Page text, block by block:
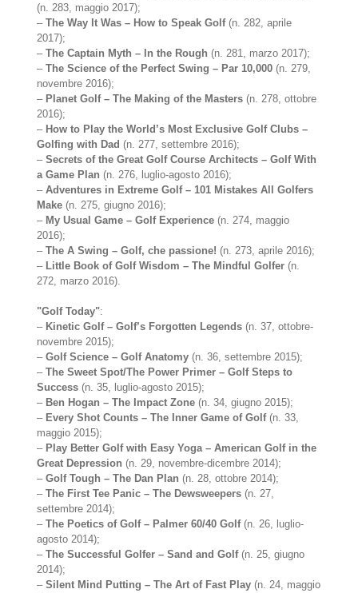
(n. 283, maggio 2017);
–The Way It Was – How to Speak Golf(n. 282, aprile
2017);
–The Captain Myth – In the Rough (n. 281, marzo 2017);
–The Science of the Perfect Swing – Par 10,000 (n. 279,
novembre 2016);
– Planet Golf – The Making of the Masters (n. 278, ottobre
2016);
– How to Play the World’s Most Exclusive Golf Clubs –
Golfing with Dad (n. 277, settembre 2016);
–Secrets of the Great Golf Course Architects – Golf With
a Game Plan (n. 276, luglio-agosto 2016);
–Adventures in Extreme Golf – 101 Mistakes All Golfers
Make (n. 275, giugno 2016);
– My Usual Game – Golf Experience (n. 274, maggio
2016);
–The A Swing – Golf, che passione! (n. 273, aprile 2016);
– Little Book of Golf Wisdom – The Mindful Golfer (n.
272, marzo 2016).
"Golf Today":
– Kinetic Golf – Golf’s Forgotten Legends (n. 37, ottobre-
novembre 2015);
–Golf Science – Golf Anatomy (n. 36, settembre 2015);
–The Sweet Spot/The Power Primer – Golf Steps to
Success (n. 35, luglio-agosto 2015);
– Ben Hogan – The Impact Zone (n. 34, giugno 2015);
– Every Shot Counts – The Inner Game of Golf(n. 33,
maggio 2015);
– Play Better Golf with Easy Yoga – American Golf in the
Great Depression (n. 29, novembre-dicembre 2014);
–Golf Tough – The Dan Plan (n. 28, ottobre 2014);
–The First Tee Panic – The Dewsweepers (n. 27,
settembre 2014);
–The Poetics of Golf – Palmer 60/40 Golf(n. 26, luglio-
agosto 2014);
–The Successful Golfer – Sand and Golf(n. 25, giugno
2014);
–Silent Mind Putting – The Art of Fast Play (n. 24, maggio